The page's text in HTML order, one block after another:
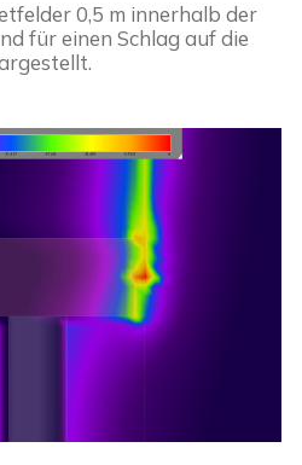
0,5 m innerhalb der
für einen Schlag auf die